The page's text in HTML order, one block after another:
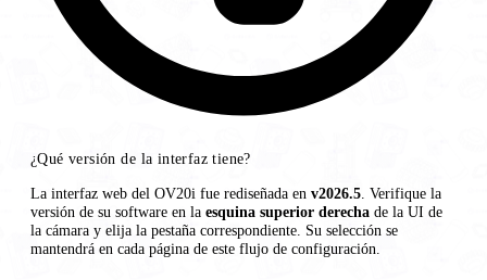
¿Qué versión de la interfaz tiene?
La interfaz web del OV20i fue rediseñada en v2026.5 . Verifique la
versión de su software en la esquina superior derecha de la UI de
la cámara y elija la pestaña correspondiente. Su selección se
mantendrá en cada página de este flujo de configuración.